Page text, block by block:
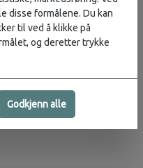
& Colour
Hot Pink
disse formålene. Du kan
til ved å klikke på
og deretter trykke
Godkjenn alle